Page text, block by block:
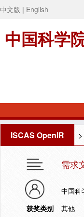
中文版 | English
中国科学
ISCAS OpenIR >
需求
中国科
获奖类别
其他